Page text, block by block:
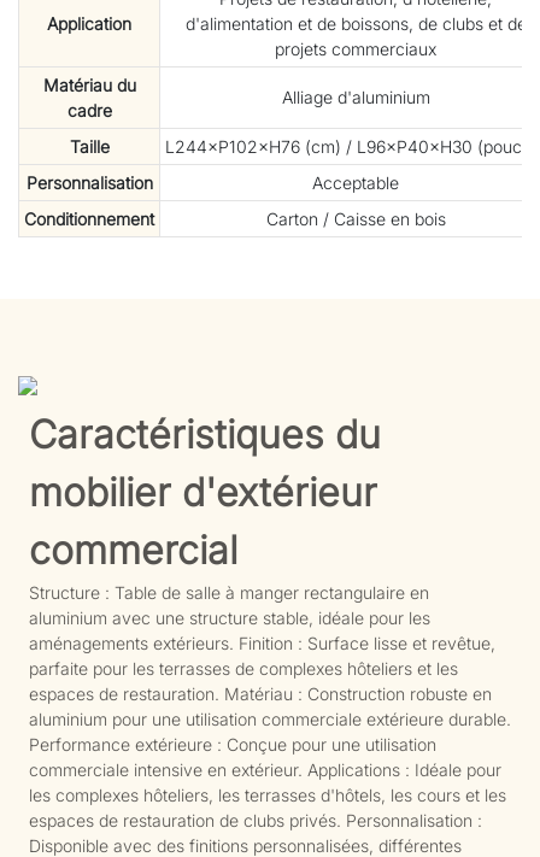
Application
d'alimentation et de boissons, de clubs et de
projets commerciaux
Matériau du
cadre
Alliage d'aluminium
Taille
L244×P102×H76 (cm) / L96×P40×H30
Personnalisation
Acceptable
Conditionnement
Carton / Caisse en bois
Caractéristiques du
mobilier d'extérieur
commercial
Structure : Table de salle à manger rectangulaire en
aluminium avec une structure stable, idéale pour les
aménagements extérieurs. Finition : Surface lisse et revêtue,
parfaite pour les terrasses de complexes hôteliers et les
espaces de restauration. Matériau : Construction robuste en
aluminium pour une utilisation commerciale extérieure durable.
Performance extérieure : Conçue pour une utilisation
commerciale intensive en extérieur. Applications : Idéale pour
les complexes hôteliers, les terrasses d'hôtels, les cours et les
espaces de restauration de clubs privés. Personnalisation :
Disponible avec des finitions personnalisées, différentes